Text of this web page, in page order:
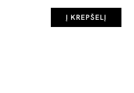
Į KREPŠELĮ